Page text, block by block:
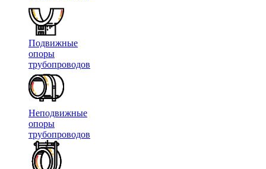
Подвижные
опоры
трубопроводов
Неподвижные
опоры
трубопроводов